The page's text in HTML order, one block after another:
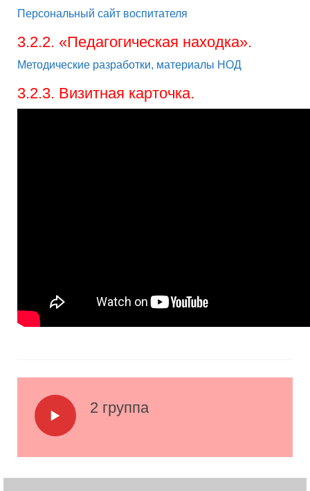
Персональный сайт воспитателя
3.2.2. «Педагогическая находка».
Методические разработки, материалы НОД
3.2.3. Визитная карточка.
2 группа